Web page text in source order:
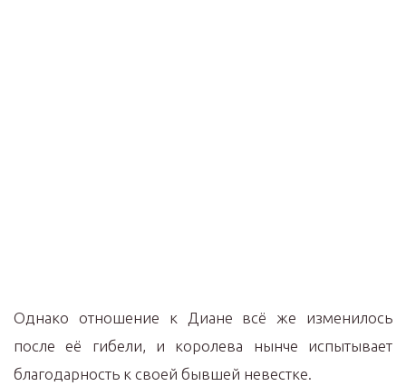
Однако отношение к Диане всё же изменилось
после её гибели, и королева нынче испытывает
благодарность к своей бывшей невестке.